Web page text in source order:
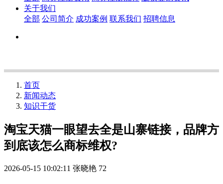
关于我们
全部 公司简介 成功案例 联系我们 招聘信息
首页
新闻动态
知识干货
淘宝天猫一眼望去全是山寨链接，品牌方
到底该怎么商标维权?
2026-05-15 10:02:11 张晓艳 72